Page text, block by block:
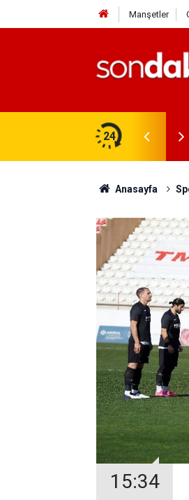
Manşetler
24
Anasayfa
15:34